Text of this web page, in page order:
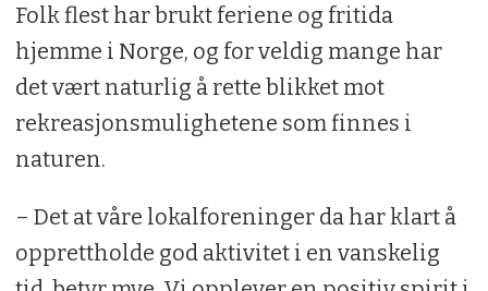
Folk flest har brukt feriene og fritida
hjemme i Norge, og for veldig mange har
det vært naturlig å rette blikket mot
rekreasjonsmulighetene som finnes i
naturen.
– Det at våre lokalforeninger da har klart å
opprettholde god aktivitet i en vanskelig